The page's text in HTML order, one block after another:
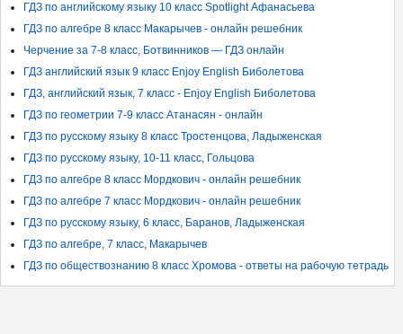
ГДЗ по английскому языку 10 класс Spotlight Афанасьева
ГДЗ по алгебре 8 класс Макарычев - онлайн решебник
Черчение за 7-8 класс, Ботвинников — ГДЗ онлайн
ГДЗ английский язык 9 класс Enjoy English Биболетова
ГДЗ, английский язык, 7 класс - Enjoy English Биболетова
ГДЗ по геометрии 7-9 класс Атанасян - онлайн
ГДЗ по русскому языку 8 класс Тростенцова, Ладыженская
ГДЗ по русскому языку, 10-11 класс, Гольцова
ГДЗ по алгебре 8 класс Мордкович - онлайн решебник
ГДЗ по алгебре 7 класс Мордкович - онлайн решебник
ГДЗ по русскому языку, 6 класс, Баранов, Ладыженская
ГДЗ по алгебре, 7 класс, Макарычев
ГДЗ по обществознанию 8 класс Хромова - ответы на рабочую тетрадь